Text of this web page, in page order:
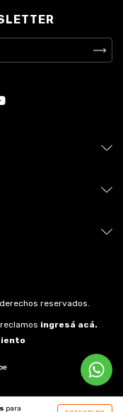
para
reservados.
ingresá acá.